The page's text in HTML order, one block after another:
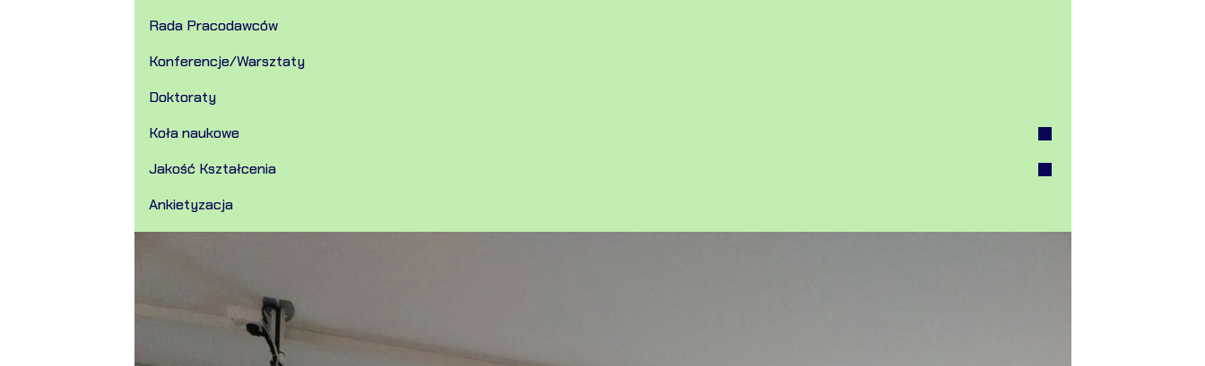
Rada Pracodawców
Konferencje/Warsztaty
Doktoraty
Koła naukowe
Jakość Kształcenia
Ankietyzacja